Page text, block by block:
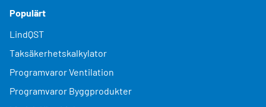
Populärt
LindQST
Taksäkerhetskalkylator
Programvaror Ventilation
Programvaror Byggprodukter